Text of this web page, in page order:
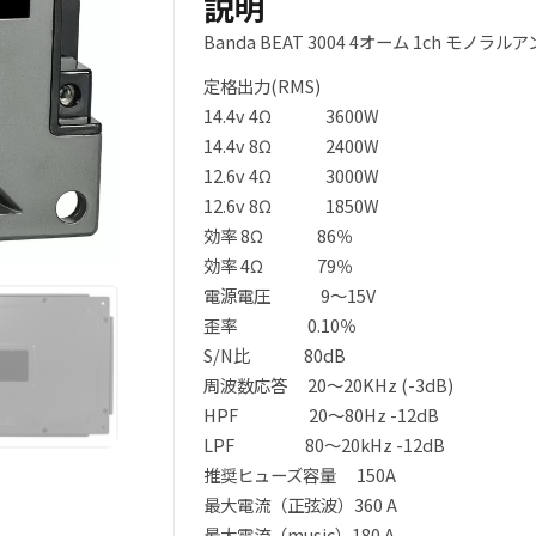
Banda BEAT 3004 4オーム 1ch モノラルア
定格出力(RMS)
14.4v 4Ω 3600W
14.4v 8Ω 2400W
12.6v 4Ω 3000W
12.6v 8Ω 1850W
効率 8Ω 86％
効率 4Ω 79％
電源電圧 9～15V
歪率 0.10％
S/N比 80dB
周波数応答 20～20KHz (-3dB)
HPF 20～80Hz -12dB
LPF 80～20kHz -12dB
推奨ヒューズ容量 150A
最大電流（正弦波）360 A